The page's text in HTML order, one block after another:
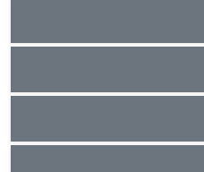
ویژگی‌های روایتگریِ راوی